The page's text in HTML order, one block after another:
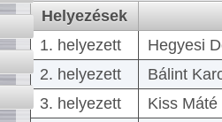
Helyezések
1. helyezett
Hegyesi
2. helyezett
Bálint
3. helyezett
Kiss